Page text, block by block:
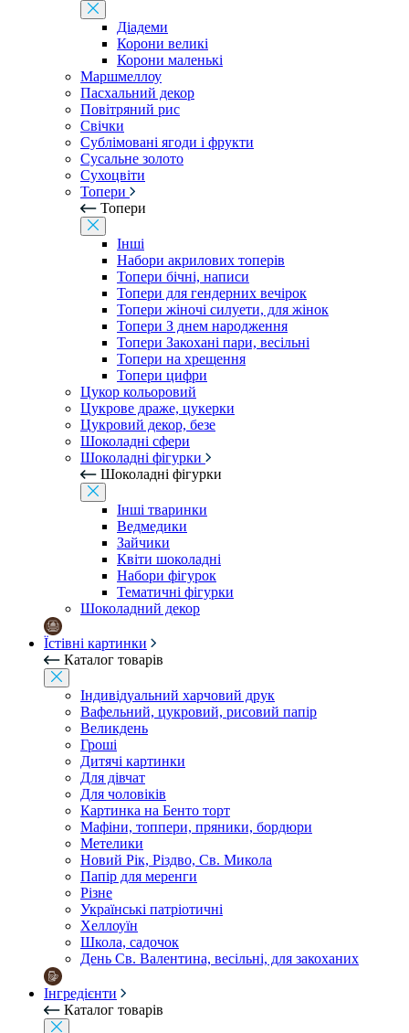
Діадеми
Корони великі
Корони маленькі
Маршмеллоу
Пасхальний декор
Повітряний рис
Свічки
Сублімовані ягоди і фрукти
Сусальне золото
Сухоцвіти
Топери
Топери
Інші
Набори акрилових топерів
Топери бічні, написи
Топери для гендерних вечірок
Топери жіночі силуети, для жінок
Топери З днем ​​народження
Топери Закохані пари, весільні
Топери на хрещення
Топери цифри
Цукор кольоровий
Цукрове драже, цукерки
Цукровий декор, безе
Шоколадні сфери
Шоколадні фігурки
Шоколадні фігурки
Інші тваринки
Ведмедики
Зайчики
Квіти шоколадні
Набори фігурок
Тематичні фігурки
Шоколадний декор
Їстівні картинки
Каталог товарів
Індивідуальний харчовий друк
Вафельний, цукровий, рисовий папір
Великдень
Гроші
Дитячі картинки
Для дівчат
Для чоловіків
Картинка на Бенто торт
Мафіни, топпери, пряники, бордюри
Метелики
Новий Рік, Різдво, Св. Микола
Папір для меренги
Різне
Українські патріотичні
Хеллоуїн
Школа, садочок
День Св. Валентина, весільні, для закоханих
Інгредієнти
Каталог товарів